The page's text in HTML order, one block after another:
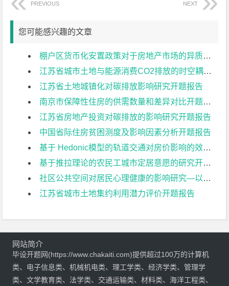
PREVIOUS NEXT
您可能感兴趣的文章
棚户区货币化安置政策对于房地产市场的异质性信息开题报告
江苏省城市土地与能源消费CO2排放的时空耦合分析开题报告
江苏省土地城镇化对碳排放影响研究开题报告
南京市保障性住房的供需数量和差异对比开题报告
江苏省房地产投资对碳排放的影响研究开题报告
中国省际住房贫困测度及影响因素分析开题报告
基于 Hedonic模型的轨道交通对房价影响的效益分析:以南京 2号线为例开题报告
基于推拉理论的农民工城市定居意愿的研究开题报告
社区公共空间对居民心理健康的影响研究—以南京市为例开题报告
江苏省城市土地集约利用潜力评价开题报告
网站简介
毕设开题网(https://www.chakaiti.com)提供超过100万的计算机
类、电子信息类、机械机电类、理工学类、经济学类、管理学
类、文学教育类、法学类、交通运输类、材料类、海洋工程类、